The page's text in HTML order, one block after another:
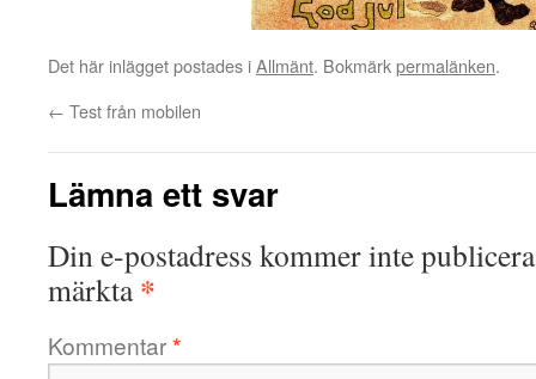
Det här inlägget postades iAllmänt. Bokmärkpermalänken.
← Test från mobilen
Lämna ett svar
Din e-postadress kommer inte
märkta*
Kommentar*